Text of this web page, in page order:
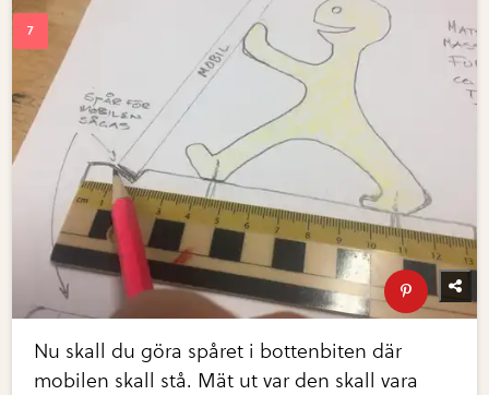
Nu skall du göra spåret i bottenbiten där
mobilen skall stå. Mät ut var den skall vara